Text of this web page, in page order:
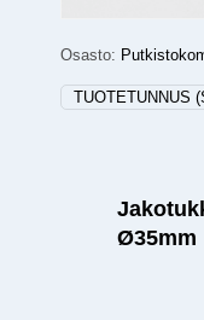
Osasto:
TUOTETUNNUS
Ø35mm